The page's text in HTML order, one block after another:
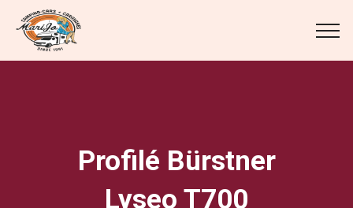
Profilé Bürstner
Lyseo T700